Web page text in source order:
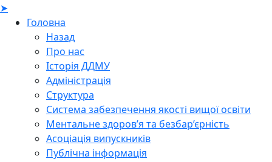
➤
Головна
Назад
Про нас
Історія ДДМУ
Адміністрація
Структура
Система забезпечення якості вищої освіти
Ментальне здоров’я та безбар’єрність
Асоціація випускників
Публічна інформація